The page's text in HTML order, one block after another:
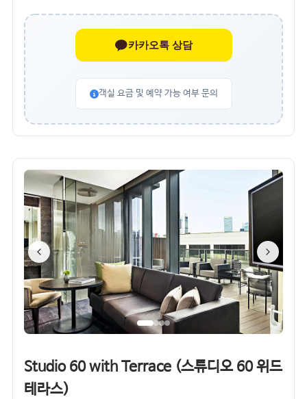
카카오톡 상담
객실 요금 및 예약 가능 여부 문의
Studio 60 with Terrace (스튜디오 60 위드
테라스)